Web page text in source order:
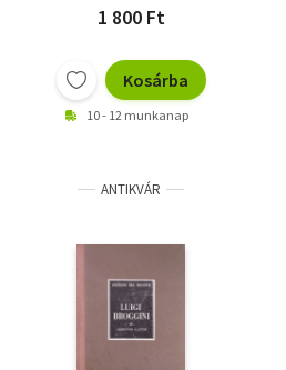
1 800 Ft
Kosárba
10 - 12 munkanap
ANTIKVÁR